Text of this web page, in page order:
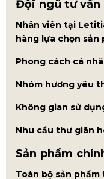
Đội ngũ tư vấn
Nhân viên tại
hàng lựa chọn sản
Phong cách cá
Nhóm hương yêu
Không gian sử
Nhu cầu thư giãn
Sản phẩm
Toàn bộ sản